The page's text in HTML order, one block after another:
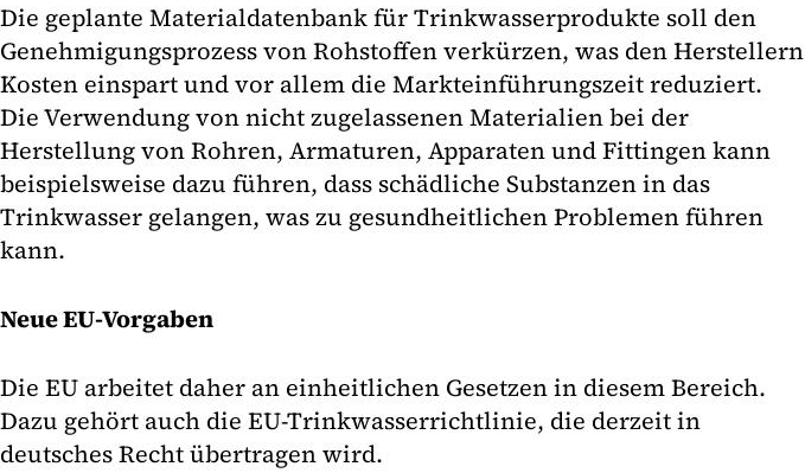
Die geplante Materialdatenbank für Trinkwasserprodukte soll den
Genehmigungsprozess von Rohstoffen verkürzen, was den Herstellern
Kosten einspart und vor allem die Markteinführungszeit reduziert.
Die Verwendung von nicht zugelassenen Materialien bei der
Herstellung von Rohren, Armaturen, Apparaten und Fittingen kann
beispielsweise dazu führen, dass schädliche Substanzen in das
Trinkwasser gelangen, was zu gesundheitlichen Problemen führen
kann.
Neue EU-Vorgaben
Die EU arbeitet daher an einheitlichen Gesetzen in diesem Bereich.
Dazu gehört auch die EU-Trinkwasserrichtlinie, die derzeit in
deutsches Recht übertragen wird.